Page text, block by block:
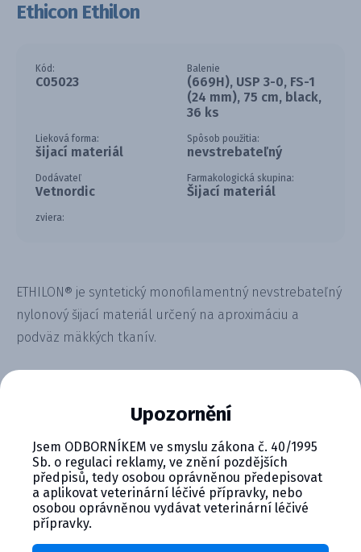
Ethicon Ethilon
Kód:
C05023
Balenie
(669H), USP 3-0, FS-1
(24 mm), 75 cm, black,
36 ks
Lieková forma:
šijací materiál
Spôsob použitia:
nevstrebateľný
Dodávateľ
Vetnordic
Farmakologická skupina:
Šijací materiál
zviera:
ETHILON® je syntetický monofilamentný nevstrebateľný
nylonový šijací materiál určený na aproximáciu a
podväz mäkkých tkanív.
CYMEDICA PLUS: VERNOSŤ, KTORÁ
SA VYPLÁCA
Zapojte sa do vernostného programu Cymedica
Plus a získajte ďalšie bonusy pre svoju
veterinárnu prax, vzdelávanie a pohodu.
Upozornění
Jsem ODBORNÍKEM ve smyslu zákona č. 40/1995
Sb. o regulaci reklamy, ve znění pozdějších
předpisů, tedy osobou oprávněnou předepisovat
a aplikovat veterinární léčivé přípravky, nebo
osobou oprávněnou vydávat veterinární léčivé
přípravky.